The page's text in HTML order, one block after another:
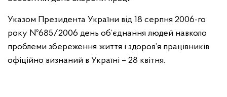
Указом Президента України від 18 серпня 2006-го
року №685/2006 день об’єднання людей навколо
проблеми збереження життя і здоров’я працівників
офіційно визнаний в Україні – 28 квітня.